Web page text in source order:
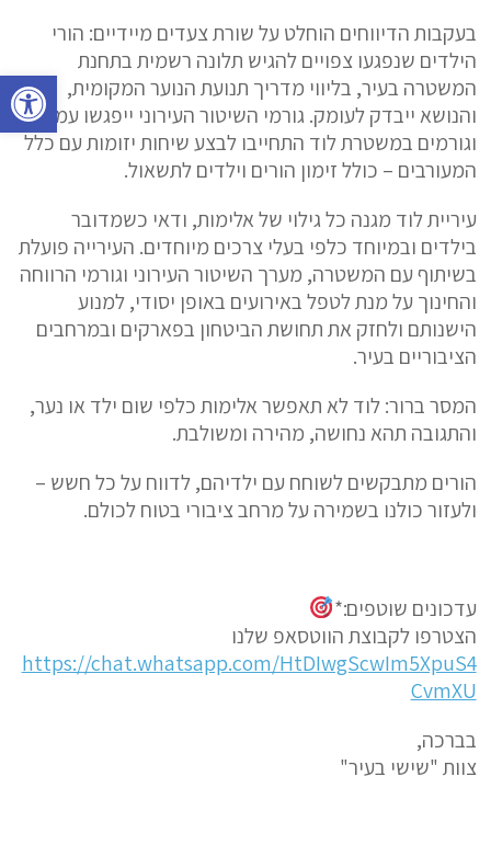
פתח סרגל נגישות
בעקבות הדיווחים הוחלט על שורת צעדים מיידיים: הורי
הילדים שנפגעו צפויים להגיש תלונה רשמית בתחנת
המשטרה בעיר, בליווי מדריך תנועת הנוער המקומית,
והנושא ייבדק לעומק. גורמי השיטור העירוני ייפגשו עמם,
וגורמים במשטרת לוד התחייבו לבצע שיחות יזומות עם כלל
המעורבים – כולל זימון הורים וילדים לתשאול.
עיריית לוד מגנה כל גילוי של אלימות, ודאי כשמדובר
בילדים ובמיוחד כלפי בעלי צרכים מיוחדים. העירייה פועלת
בשיתוף עם המשטרה, מערך השיטור העירוני וגורמי הרווחה
והחינוך על מנת לטפל באירועים באופן יסודי, למנוע
הישנותם ולחזק את תחושת הביטחון בפארקים ובמרחבים
הציבוריים בעיר.
המסר ברור: לוד לא תאפשר אלימות כלפי שום ילד או נער,
והתגובה תהא נחושה, מהירה ומשולבת.
הורים מתבקשים לשוחח עם ילדיהם, לדווח על כל חשש –
ולעזור כולנו בשמירה על מרחב ציבורי בטוח לכולם.
עדכונים שוטפים:*
הצטרפו לקבוצת הווטסאפ שלנו
https://chat.whatsapp.com/HtDIwgScwIm5XpuS4
CvmXU
בברכה,
צוות "שישי בעיר"